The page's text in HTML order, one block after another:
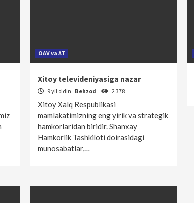
OAV va AT
Xitoy televideniyasiga nazar
9 yil oldin Behzod 2 378
Xitoy Xalq Respublikasi
mamlakatimizning eng yirik va strategik
hamkorlaridan biridir. Shanxay
Hamkorlik Tashkiloti doirasidagi
munosabatlar,…